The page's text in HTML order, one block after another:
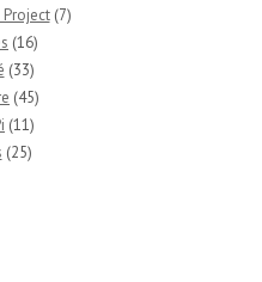
Project(7)
(16)
(33)
(45)
(11)
(25)